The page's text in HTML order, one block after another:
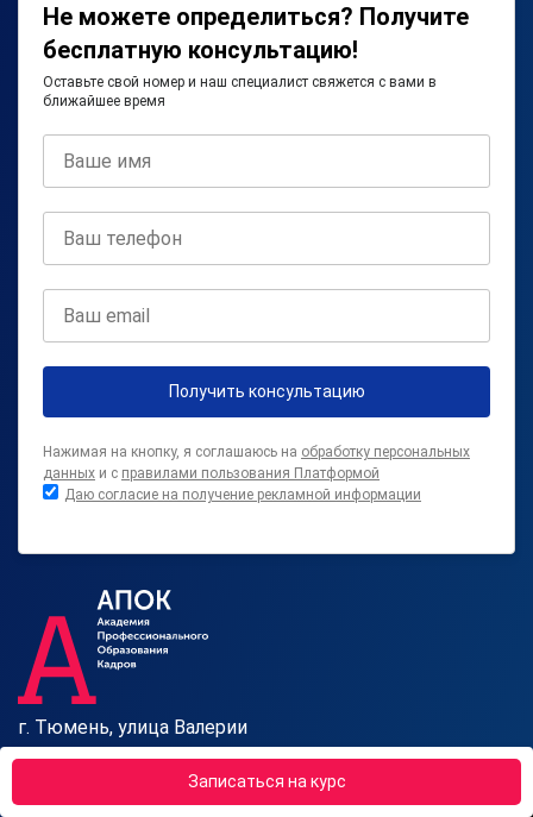
Записаться на курс
Не можете определиться? Получите
бесплатную консультацию!
Оставьте свой номер и наш специалист свяжется с вами в
ближайшее время
Получить консультацию
Нажимая на кнопку, я соглашаюсь на обработку персональных
данных и с правилами пользования Платформой
Даю согласие на получение рекламной информации
г. Тюмень, улица Валерии
Гнаровской, дом 10 к3,